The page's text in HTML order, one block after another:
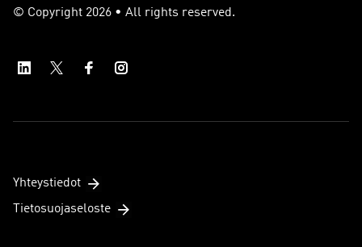
© Copyright 2026 • All rights reserved.
Yhteystiedot
Tietosuojaseloste